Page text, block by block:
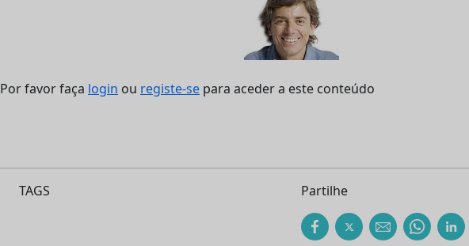
Por favor faça login ou registe-se para aceder a este conteúdo
TAGS Partilhe